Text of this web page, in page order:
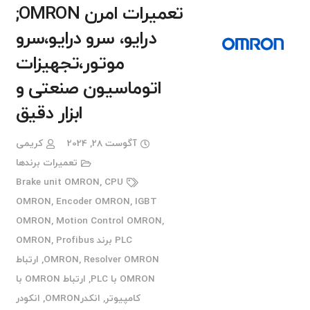
تعمیرات امرن OMRON;
درایو، سرو درایو،سرو
موتور،تجهیزات
اتوماسیون صنعتی و
ابزار دقیق
آگوست 28, 2024
کریمی
تعمیرات برندها
Brake unit OMRON, CPU
OMRON, Encoder OMRON, IGBT
OMRON, Motion Control OMRON,
PLC برند OMRON
, Profibus
OMRON, Resolver OMRON
, ارتباط
OMRON با PLC
,
ارتباط OMRON با
کامپیوتر, انکدرOMRON , انکودر